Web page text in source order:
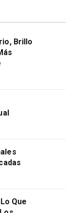
Brillo
Que